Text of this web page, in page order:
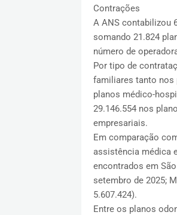
Contrações
A ANS contabilizou
somando 21.824
número de
Por tipo de
familiares tanto nos
planos médico-
29.146.554 nos
empresariais.
Em comparação
assistência médica
encontrados em
setembro de 2025;
5.607.424).
Entre os planos